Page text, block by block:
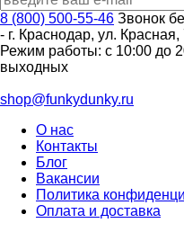
8 (800) 500-55-46 Звонок
- г. Краснодар, ул. Красная,
Режим работы: с 10:00 до
выходных
shop@funkydunky.ru
О нас
Контакты
Блог
Вакансии
Политика
Оплата и доставка